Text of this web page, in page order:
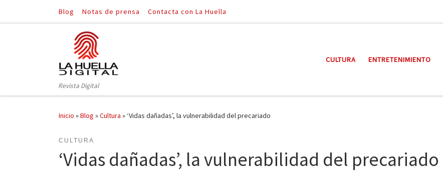
Saltar al contenido
Blog Notas de prensa Contacta con La Huella
Revista Digital
CULTURA ENTRETENIMIENTO
Inicio »Blog »Cultura » ‘Vidas dañadas’, la vulnerabilidad del precariado
CULTURA
‘Vidas dañadas’, la vulnerabilidad del precariado